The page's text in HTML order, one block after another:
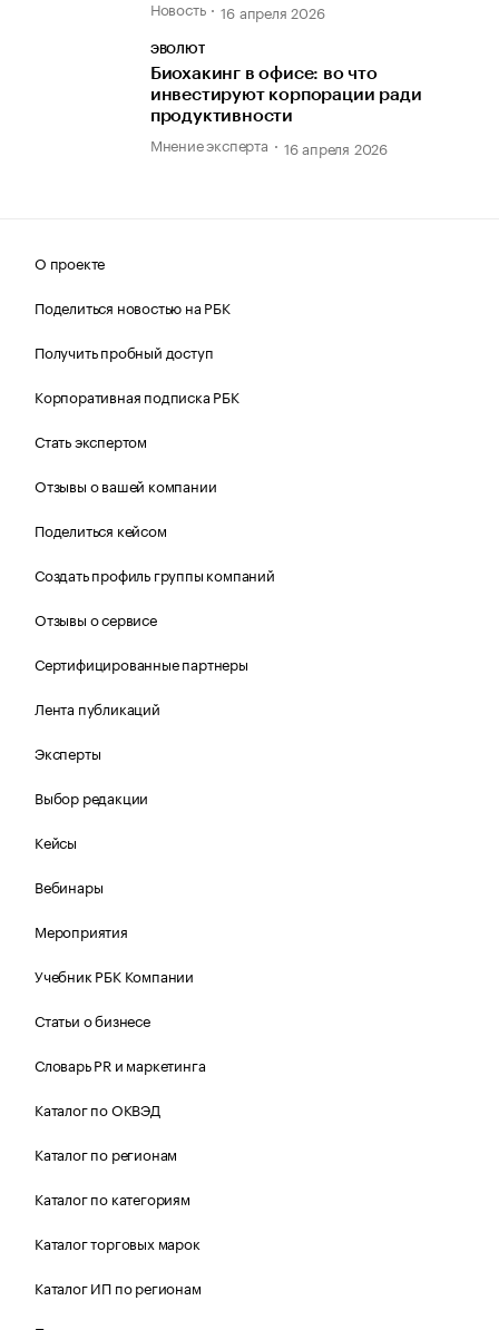
Новость 16 апреля 2026
ЭВОЛЮТ
Биохакинг в офисе: во что
инвестируют корпорации ради
продуктивности
Мнение эксперта 16 апреля 2026
О проекте
Поделиться новостью на РБК
Получить пробный доступ
Корпоративная подписка РБК
Стать экспертом
Отзывы о вашей компании
Поделиться кейсом
Создать профиль группы компаний
Отзывы о сервисе
Сертифицированные партнеры
Лента публикаций
Эксперты
Выбор редакции
Кейсы
Вебинары
Мероприятия
Учебник РБК Компании
Статьи о бизнесе
Словарь PR и маркетинга
Каталог по ОКВЭД
Каталог по регионам
Каталог по категориям
Каталог торговых марок
Каталог ИП по регионам